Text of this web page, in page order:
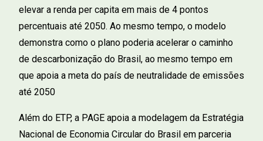
elevar a renda per capita em mais de 4 pontos
percentuais até 2050. Ao mesmo tempo, o modelo
demonstra como o plano poderia acelerar o caminho
de descarbonização do Brasil, ao mesmo tempo em
que apoia a meta do país de neutralidade de emissões
até 2050
Além do ETP, a PAGE apoia a modelagem da Estratégia
Nacional de Economia Circular do Brasil em parceria